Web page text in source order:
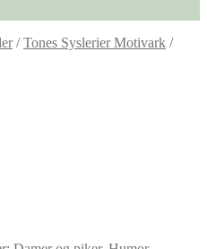
/Tones Syslerier Motivark /